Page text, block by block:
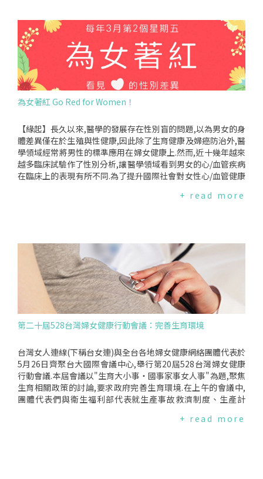
中心(台北市中山北路4段16號)*對象:婦女健康網絡成員、關心
性別健康的團體代表或一般民眾,約50人*費用:*婦女健康網絡成
員及關心性別健康的團體代表:補助雙北市以外之團體2人住宿
費及1人交通費,以曾合辦528相關活動之網絡成員優先.交通費
說明:指搭乘飛機、高鐵、船舶、火車、捷運及計程車之費用,請
務必提供票根或購票證明.〈註1〉搭乘飛機者須檢附登機證存
根；〈註2〉搭乘計程車者限市區短程,應註明、乘車日期、搭
乘者姓名、事由、起迄地點、金額.*一般民眾(報名以團體代表
議程:(暫定)2017年9月15日時間內容主講人13:30－14:0030分
報到14:00－14:3030分相見歡14:30－15:3060分【專題演講】
2017熱門健康議題台灣女人連線代表15:30－16:0030分下午茶
16:00－17:3090分【專題演講】運動與性別台灣大學體育室曾
郁嫻副教授17:30－18:0030分Checkin18:00－19:3090分餐敘1
80分早餐/退房08:50－09:0010分報到09:00－09:3030分填問
0－13:3080分午餐13:30－15:0090分【會議】歷屆宣言檢視明
年為女著紅、528主題與計畫主持人:台灣女人連線黃淑英常務
理事15:00－賦歸報名方式*方法一:於9/1(五)前,填寫線上報名表
單,表單網址:https://goo.gl/forms/Be5vJNUdCJHvWHss2*方
法二:於9/1(五)前,下載報名表單,填寫後以E-mail或傳真回覆至
台灣女人連線.請於9/1(五)前完成報名程序,以利於行政準備！聯
絡人:台灣女人連線執行秘書陳苡安Email:TWLOFFICE555@G
MAIL.COM電話:(02)2392-9164傳真:(02)2392-9165
為女著紅 Go Red for Women！
【緣起】長久以來,醫學的發展存在性別盲的問題,以為男女的身
體差異僅在於生殖與性健康,因此除了生育健康及婦癌防治外,醫
學領域經常將男性的標準應用在婦女健康上.然而,近十幾年越來
越多臨床試驗作了性別分析,讓醫學領域看到男女的心/血管疾病
在臨床上的表現有所不同.為了提升國際社會對女性心/血管健康
rWomen為女著紅",敦促其會員國每年各自訂定日期舉行GoRe
醫療及社會更關心女人"心",至今已有超過50個國家每年都在響
應此活動.在台灣,心血管疾病是女性主要健康殺手.若持續忽視女
性的心/血管疾病風險,將使台灣女性陷於健康風險.為提高台灣
對於女性心/血管疾病的關注,台灣女人連線自2016年開始響應
國際社會GoRedforWomen行動,訂定每年3月的第2個星期五
為"為女著紅日",邀請民眾於當天穿著紅色衣飾及參與活動來提
升社會對女性心血管健康的重視.-------------------------每
年"為女著紅日"主題不同喔！點擊圖片了解更多！2025年2024
+ read more
第二十屆528台灣婦女健康行動會議：完善生育環境
台灣女人連線(下稱台女連)與全台各地婦女健康網絡團體代表於
5月26日齊聚台大國際會議中心,舉行第20屆528台灣婦女健康
行動會議.本屆會議以"生育大小事‧國事家事女人事"為題,聚焦
生育相關政策的討論,要求政府完善生育環境.在上午的會議中,
團體代表們與衛生福利部代表就生產事故救濟制度、生產計
行深入的討論.而針對今年主題,台灣女人連線於會前進行了"201
+ read more